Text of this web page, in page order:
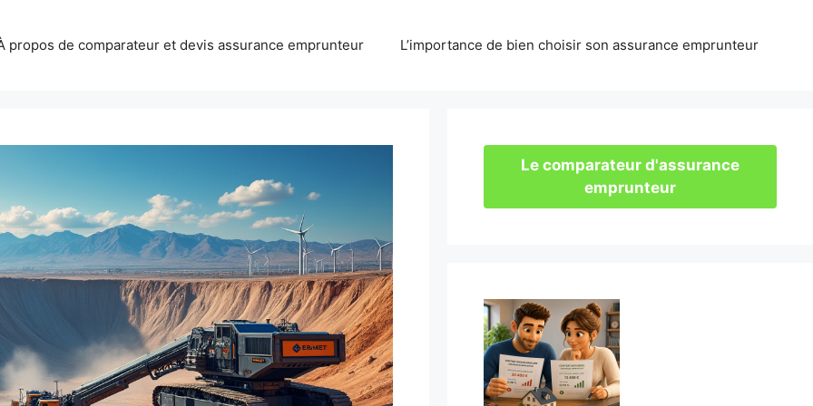
propos de comparateur et devis assurance emprunteur L’importance de bien choisir son assurance emprunteur
Le comparateur d'assurance
emprunteur